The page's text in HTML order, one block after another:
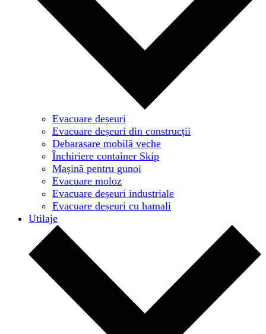
Evacuare deșeuri
Evacuare deșeuri din construcții
Debarasare mobilă veche
Închiriere container Skip
Mașină pentru gunoi
Evacuare moloz
Evacuare deșeuri industriale
Evacuare deșeuri cu hamali
Utilaje